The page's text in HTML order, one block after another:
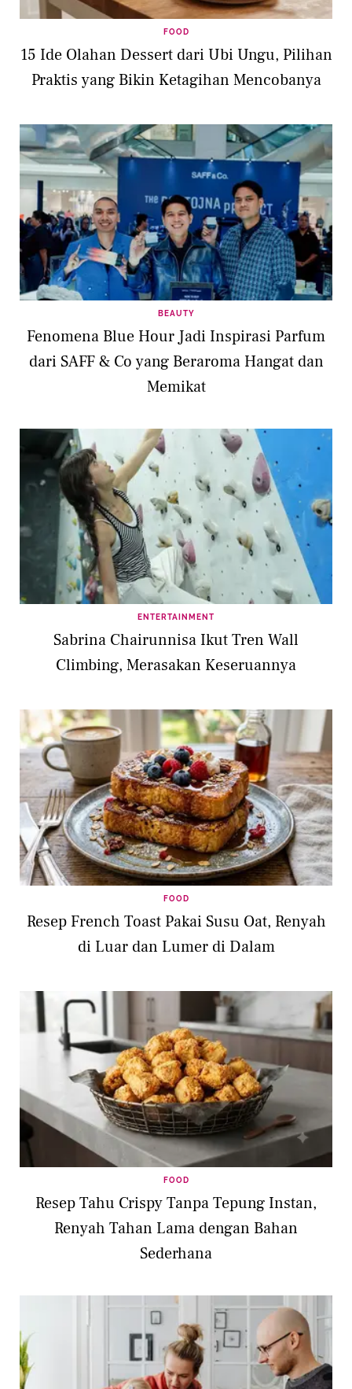
FOOD
15 Ide Olahan Dessert dari Ubi Ungu, Pilihan
Praktis yang Bikin Ketagihan Mencobanya
BEAUTY
Fenomena Blue Hour Jadi Inspirasi Parfum
dari SAFF & Co yang Beraroma Hangat dan
Memikat
ENTERTAINMENT
Sabrina Chairunnisa Ikut Tren Wall
Climbing, Merasakan Keseruannya
FOOD
Resep French Toast Pakai Susu Oat, Renyah
di Luar dan Lumer di Dalam
FOOD
Resep Tahu Crispy Tanpa Tepung Instan,
Renyah Tahan Lama dengan Bahan
Sederhana